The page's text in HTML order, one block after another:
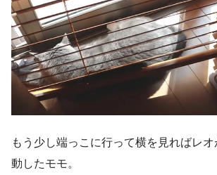
もう少し端っこに行って横を見ればレ
動したモモ。